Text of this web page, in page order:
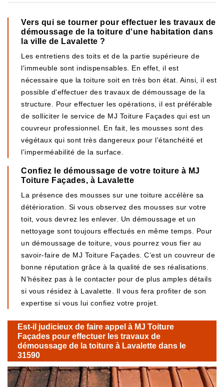
Vers qui se tourner pour effectuer les travaux de
démoussage de la toiture d'une habitation dans
la ville de Lavalette ?
Les entretiens des toits et de la partie supérieure de
l'immeuble sont indispensables. En effet, il est
nécessaire que la toiture soit en très bon état. Ainsi, il est
possible d'effectuer des travaux de démoussage de la
structure. Pour effectuer les opérations, il est préférable
de solliciter le service de MJ Toiture Façades qui est un
couvreur professionnel. En fait, les mousses sont des
végétaux qui sont très dangereux pour l'étanchéité et
l'imperméabilité de la surface.
Confiez le démoussage de votre toiture à MJ
Toiture Façades, à Lavalette
La présence des mousses sur une toiture accélère sa
détérioration. Si vous observez des mousses sur votre
toit, vous devrez les enlever. Un démoussage et un
nettoyage sont toujours effectués en même temps. Pour
un démoussage de toiture, vous pourrez vous fier au
savoir-faire de MJ Toiture Façades. C’est un couvreur de
bonne réputation grâce à la qualité de ses réalisations.
N’hésitez pas à le contacter pour de plus amples détails
si vous résidez à Lavalette. Il vous fera profiter de son
expertise si vous lui confiez votre projet.
Est-il judicieux de faire appel à MJ Toiture
Façades pour effectuer les travaux de
démoussage de la toiture à Lavalette dans le
31590